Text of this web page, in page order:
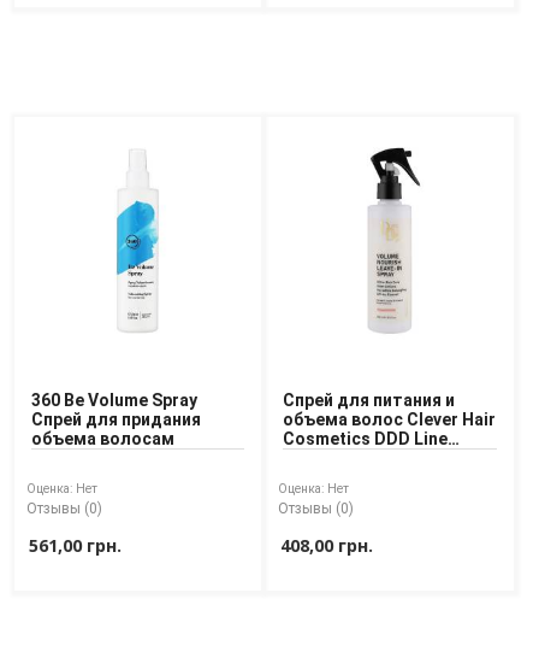
360 Be Volume Spray
Спрей для придания
объема волосам
Оценка: Нет
Отзывы (0)
561,00 грн.
Спрей для питания и
объема волос Clever Hair
Cosmetics DDD Line
Оценка: Нет
Отзывы (0)
408,00 грн.